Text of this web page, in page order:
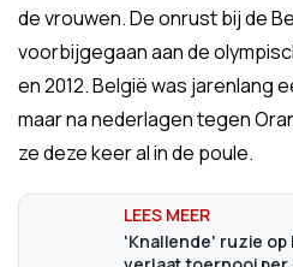
de vrouwen. De onrust bij de
voorbijgegaan aan de
en 2012. België was jarenlang
maar na nederlagen tegen
ze deze keer al in de poule.
'Knallende' ruzie op